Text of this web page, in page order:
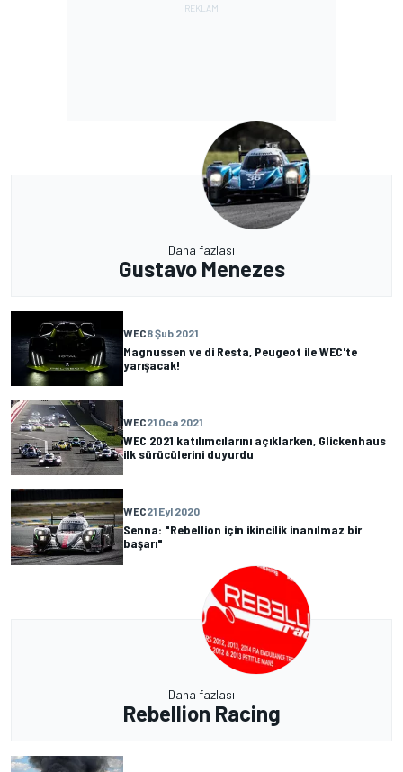
Daha fazlası
Gustavo Menezes
WEC8 Şub 2021
Magnussen ve di Resta, Peugeot ile WEC'te
yarışacak!
WEC21 Oca 2021
WEC 2021 katılımcılarını açıklarken, Glickenhaus
ilk sürücülerini duyurdu
WEC21 Eyl 2020
Senna: "Rebellion için ikincilik inanılmaz bir
başarı"
Daha fazlası
Rebellion Racing